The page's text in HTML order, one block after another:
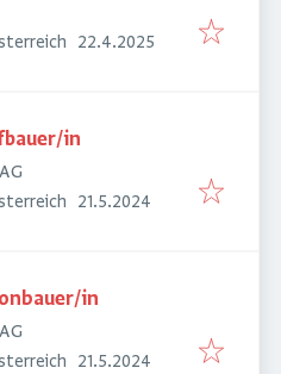
Veröffentlicht
22.4.2025
in
Veröffentlicht
21.5.2024
in
Veröffentlicht
21.5.2024